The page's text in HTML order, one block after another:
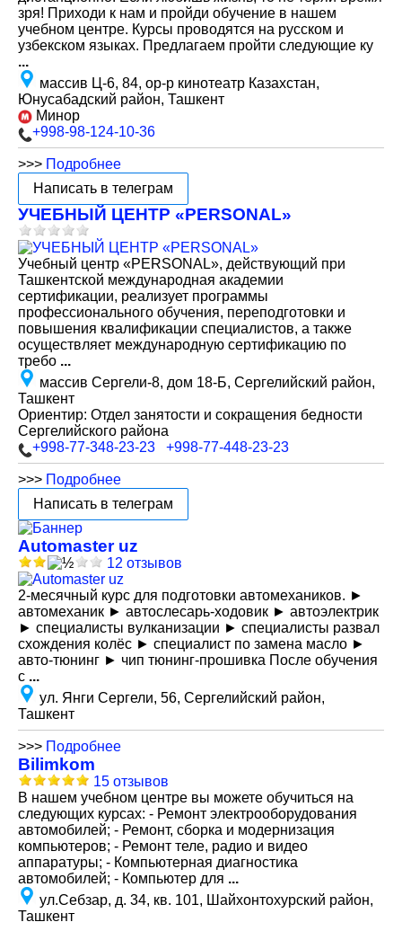
зря! Приходи к нам и пройди обучение в нашем
учебном центре. Курсы проводятся на русском и
узбекском языках. Предлагаем пройти следующие ку
...
массив Ц-6, 84, ор-р кинотеатр Казахстан,
Юнусабадский район, Ташкент
Минор
+998-98-124-10-36
>>> Подробнее
Написать в телеграм
УЧЕБНЫЙ ЦЕНТР «PERSONAL»
Учебный центр «PERSONAL», действующий при
Ташкентской международная академии
сертификации, реализует программы
профессионального обучения, переподготовки и
повышения квалификации специалистов, а также
осуществляет международную сертификацию по
требо ...
массив Сергели-8, дом 18-Б, Сергелийский район,
Ташкент
Ориентир: Отдел занятости и сокращения бедности
Сергелийского района
+998-77-348-23-23
+998-77-448-23-23
>>> Подробнее
Написать в телеграм
Automaster uz
12 отзывов
2-месячный курс для подготовки автомехаников. ►
автомеханик ► автослесарь-ходовик ► автоэлектрик
► специалисты вулканизации ► специалисты развал
схождения колёс ► специалист по замена масло ►
авто-тюнинг ► чип тюнинг-прошивка После обучения
с ...
ул. Янги Сергели, 56, Сергелийский район,
Ташкент
>>> Подробнее
Bilimkom
15 отзывов
В нашем учебном центре вы можете обучиться на
следующих курсах: - Ремонт электрооборудования
автомобилей; - Ремонт, сборка и модернизация
компьютеров; - Ремонт теле, радио и видео
аппаратуры; - Компьютерная диагностика
автомобилей; - Компьютер для ...
ул.Себзар, д. 34, кв. 101, Шайхонтохурский район,
Ташкент